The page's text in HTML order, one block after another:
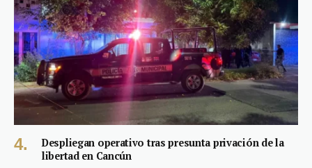
Despliegan operativo tras presunta privación de la
libertad en Cancún